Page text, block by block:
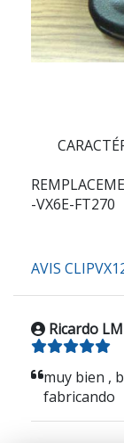
-VX6E-FT270
AVIS
Ricardo LM
muy bien ,
fabricando